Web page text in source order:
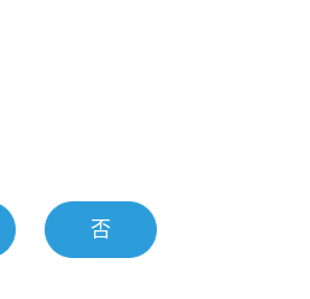
否